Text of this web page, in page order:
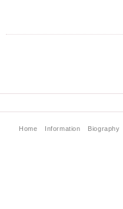
Home Information Biography